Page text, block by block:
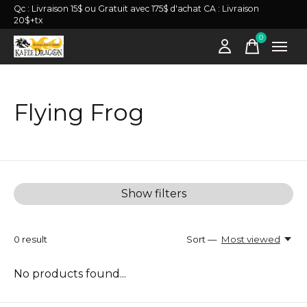
Qc : Livraison 15$ ou Gratuit avec 175$ d'achat CA : Livraison
20$+tx
0items
Flying Frog
Show filters
0 result Sort — Most viewed
No products found...